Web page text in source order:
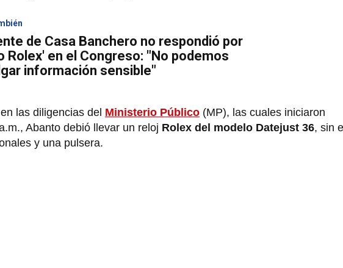
de Casa Banchero no respondió por
Rolex' en el Congreso: "No podemos
información sensible"
las diligencias del Ministerio Público (MP), las cuales iniciaron
Abanto debió llevar un reloj Rolex del modelo Datejust 36, sin
y una pulsera.